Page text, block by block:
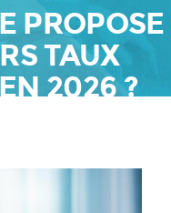
PROPOSE
TAUX
2026 ?